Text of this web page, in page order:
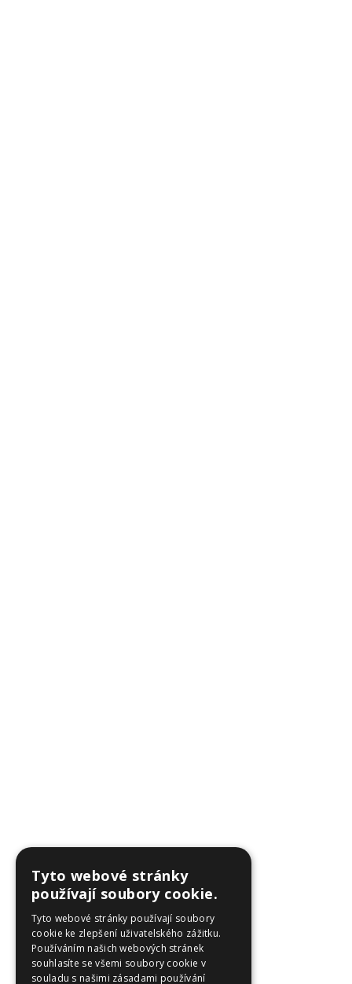
Tyto webové stránky
používají soubory cookie.
Tyto webové stránky používají soubory
cookie ke zlepšení uživatelského zážitku.
Používáním našich webových stránek
souhlasíte se všemi soubory cookie v
souladu s našimi zásadami používání